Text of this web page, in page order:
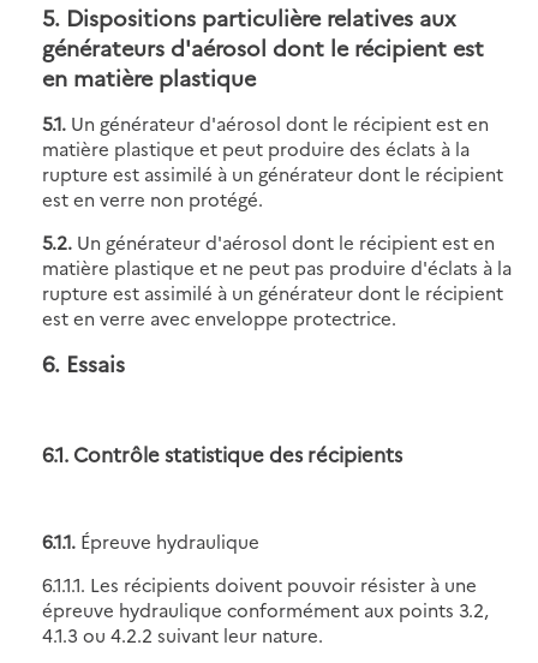
5. Dispositions particulière relatives aux
générateurs d'aérosol dont le récipient est
en matière plastique
5.1. Un générateur d'aérosol dont le récipient est en
matière plastique et peut produire des éclats à la
rupture est assimilé à un générateur dont le récipient
est en verre non protégé.
5.2. Un générateur d'aérosol dont le récipient est en
matière plastique et ne peut pas produire d'éclats à la
rupture est assimilé à un générateur dont le récipient
est en verre avec enveloppe protectrice.
6. Essais
6.1. Contrôle statistique des récipients
6.1.1. Épreuve hydraulique
6.1.1.1. Les récipients doivent pouvoir résister à une
épreuve hydraulique conformément aux points 3.2,
4.1.3 ou 4.2.2 suivant leur nature.